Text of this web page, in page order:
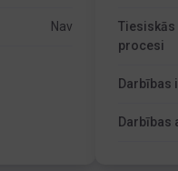
Nav
procesi
Darbības
Darbības